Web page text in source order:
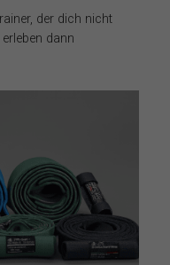
der dich nicht
dann